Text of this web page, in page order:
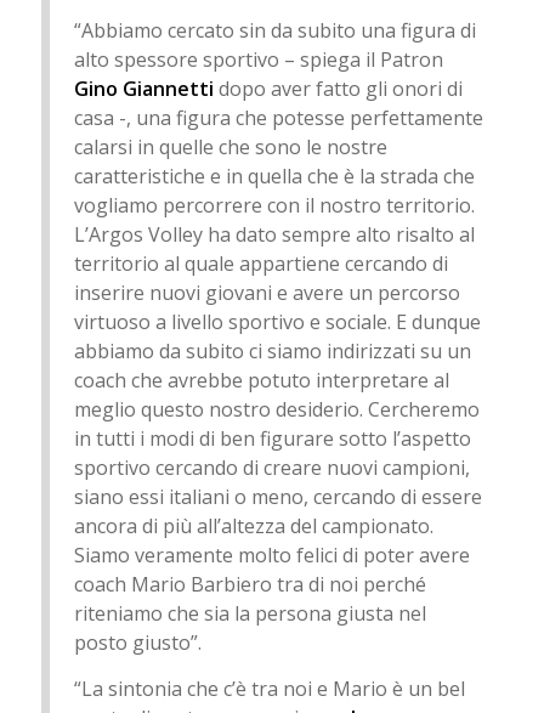
“Abbiamo cercato sin da subito una figura di
alto spessore sportivo – spiega il Patron
Gino Giannetti dopo aver fatto gli onori di
casa -, una figura che potesse perfettamente
calarsi in quelle che sono le nostre
caratteristiche e in quella che è la strada che
vogliamo percorrere con il nostro territorio.
L’Argos Volley ha dato sempre alto risalto al
territorio al quale appartiene cercando di
inserire nuovi giovani e avere un percorso
virtuoso a livello sportivo e sociale. E dunque
abbiamo da subito ci siamo indirizzati su un
coach che avrebbe potuto interpretare al
meglio questo nostro desiderio. Cercheremo
in tutti i modi di ben figurare sotto l’aspetto
sportivo cercando di creare nuovi campioni,
siano essi italiani o meno, cercando di essere
ancora di più all’altezza del campionato.
Siamo veramente molto felici di poter avere
coach Mario Barbiero tra di noi perché
riteniamo che sia la persona giusta nel
posto giusto”.
“La sintonia che c’è tra noi e Mario è un bel